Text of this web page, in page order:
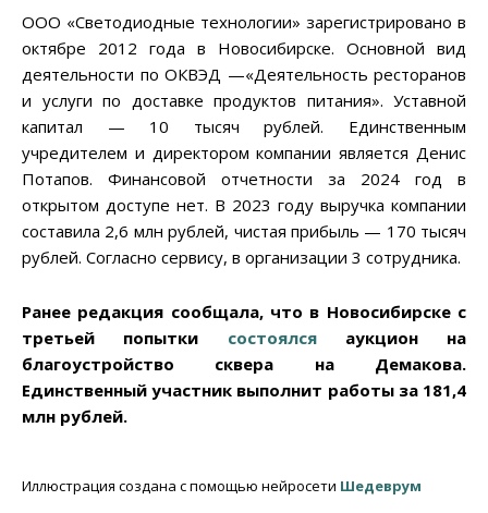
ООО «Светодиодные технологии» зарегистрировано в
октябре 2012 года в Новосибирске. Основной вид
деятельности по ОКВЭД —«Деятельность ресторанов
и услуги по доставке продуктов питания». Уставной
капитал — 10 тысяч рублей. Единственным
учредителем и директором компании является Денис
Потапов. Финансовой отчетности за 2024 год в
открытом доступе нет. В 2023 году выручка компании
составила 2,6 млн рублей, чистая прибыль — 170 тысяч
рублей. Согласно сервису, в организации 3 сотрудника.
Ранее редакция сообщала, что в Новосибирске с
третьей попытки состоялсяаукцион на
благоустройство сквера на Демакова.
Единственный участник выполнит работы за 181,4
млн рублей.
Иллюстрация создана с помощью нейросети Шедеврум